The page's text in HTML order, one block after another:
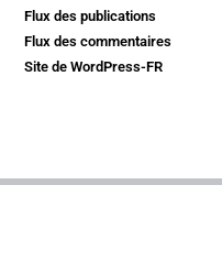
Flux des publications
Flux des commentaires
Site de WordPress-FR